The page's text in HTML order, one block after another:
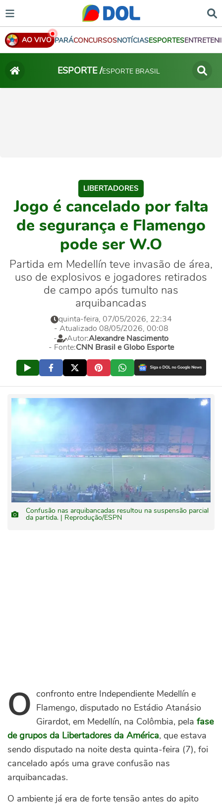
AO VIVO PARÁCONCURSOSNOTÍCIASESPORTES
ESPORTE /ESPORTE BRASIL
LIBERTADORES
Jogo é cancelado por falta
de segurança e Flamengo
pode ser W.O
Partida em Medellín teve invasão de área,
uso de explosivos e jogadores retirados
de campo após tumulto nas
arquibancadas
quinta-feira, 07/05/2026, 22:34
- Atualizado 08/05/2026, 00:08
-
Autor:Alexandre Nascimento
- Fonte:CNN Brasil e Globo Esporte
Confusão nas arquibancadas resultou na suspensão parcial
da partida. | Reprodução/ESPN
Oconfronto entre Independiente Medellín e
Flamengo, disputado no Estádio Atanásio
Girardot, em Medellín, na Colômbia, pelafase
de grupos da Libertadores da América, que estava
sendo disputado na noite desta quinta-feira (7), foi
cancelado após uma grave confusão nas
arquibancadas.
O ambiente já era de forte tensão antes do apito